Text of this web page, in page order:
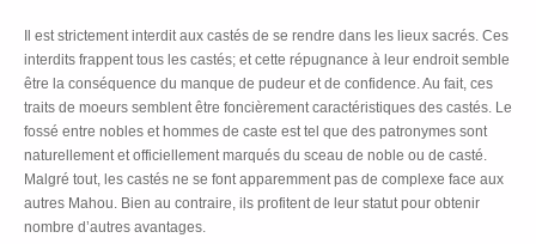
Il est strictement interdit aux castés de se rendre dans les lieux sacrés. Ces
interdits frappent tous les castés; et cette répugnance à leur endroit semble
être la conséquence du manque de pudeur et de confidence. Au fait, ces
traits de moeurs semblent être foncièrement caractéristiques des castés. Le
fossé entre nobles et hommes de caste est tel que des patronymes sont
naturellement et officiellement marqués du sceau de noble ou de casté.
Malgré tout, les castés ne se font apparemment pas de complexe face aux
autres Mahou. Bien au contraire, ils profitent de leur statut pour obtenir
nombre d’autres avantages.